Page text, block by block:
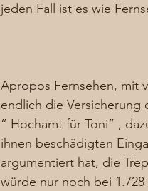
jeden Fall ist es wie
Apropos Fernsehen, mit
endlich die Versicherung
” Hochamt für Toni” ,
ihnen beschädigten
argumentiert hat, die
würde nur noch bei